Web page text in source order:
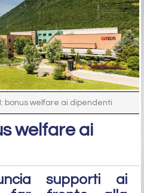
bonus welfare ai dipendenti
welfare ai
supporti ai